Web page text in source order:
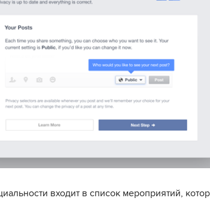
входит в список мероприятий,